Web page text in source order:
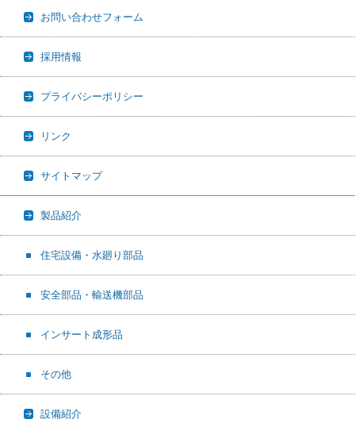
お問い合わせフォーム
採用情報
プライバシーポリシー
リンク
サイトマップ
製品紹介
住宅設備・水廻り部品
安全部品・輸送機部品
インサート成形品
その他
設備紹介